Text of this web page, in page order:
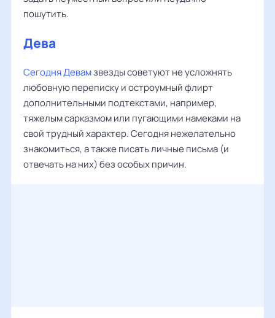
пошутить.
Дева
Сегодня Девамзвезды советуют не усложнять
любовную переписку и остроумный флирт
дополнительными подтекстами, например,
тяжелым сарказмом или пугающими намеками на
свой трудный характер. Сегодня нежелательно
знакомиться, а также писать личные письма (и
отвечать на них) без особых причин.